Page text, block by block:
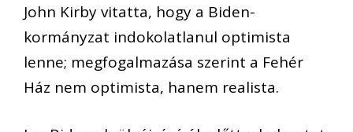
John Kirby vitatta, hogy a Biden-
kormányzat indokolatlanul optimista
lenne; megfogalmazása szerint a Fehér
Ház nem optimista, hanem realista.